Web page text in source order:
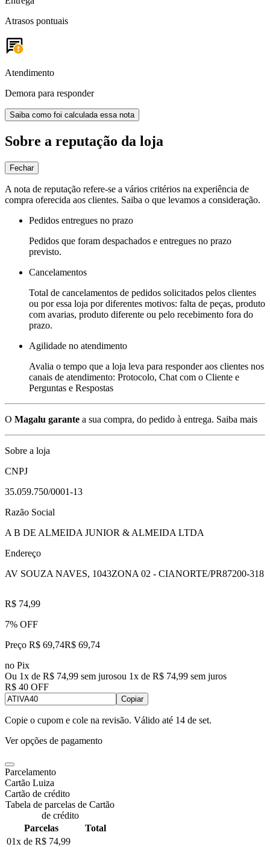
Atrasos pontuais
Atendimento
Demora para responder
Saiba como foi calculada essa nota
Sobre a reputação da loja
Fechar
A nota de reputação refere-se a vários critérios na experiência de
compra oferecida aos clientes. Saiba o que levamos a consideração.
Pedidos entregues no prazo
Pedidos que foram despachados e entregues no prazo
previsto.
Cancelamentos
Total de cancelamentos de pedidos solicitados pelos clientes
ou por essa loja por diferentes motivos: falta de peças, produto
com avarias, produto diferente ou pelo recebimento fora do
prazo.
Agilidade no atendimento
Avalia o tempo que a loja leva para responder aos clientes nos
canais de atendimento: Protocolo, Chat com o Cliente e
Perguntas e Respostas
O Magalu garante a sua compra, do pedido à entrega. Saiba mais
Sobre a loja
CNPJ
35.059.750/0001-13
Razão Social
A B DE ALMEIDA JUNIOR & ALMEIDA LTDA
Endereço
AV SOUZA NAVES, 1043ZONA 02 - CIANORTE/PR87200-318
R$ 74,99
7% OFF
Preço R$ 69,74R$ 69,74
no Pix
Ou 1x de R$ 74,99 sem jurosou 1x de R$ 74,99 sem juros
R$ 40 OFF
Copiar
Copie o cupom e cole na revisão. Válido até 14 de set.
Ver opções de pagamento
Parcelamento
Cartão Luiza
Cartão de crédito
Tabela de parcelas de Cartão
de crédito
Parcelas
Total
01x de R$ 74,99